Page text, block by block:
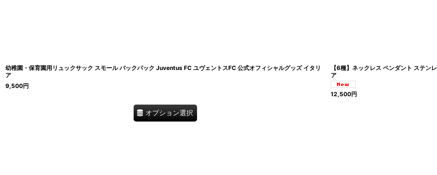
幼稚園・保育園用リュックサック スモール バックパック Juventus FC ユヴェントスFC 公式オフィシャルグッズ イタリ
ア
9,500円
オプション選択
【6種】ネックレス ペンダント ステ
ア
12,500円